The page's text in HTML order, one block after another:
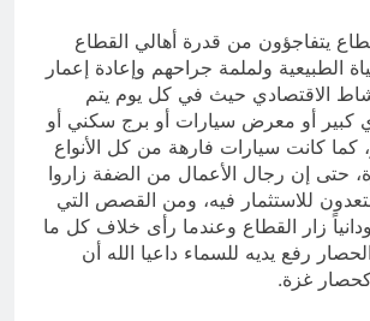
يتفاجؤون من قدرة أهالي القطاع
الطبيعية ولملمة جراحهم وإعادة إعمار
الاقتصادي حيث في كل يوم يتم
كبير أو معرض سيارات أو برج سكني أو
كما كانت سيارات فارهة من كل الأنواع
حتى إن رجال الأعمال من الضفة زاروا
للاستثمار فيه، ومن القصص التي
زار القطاع وعندما رأى خلاف كل ما
رفع يديه للسماء داعيا الله أن
غزة.